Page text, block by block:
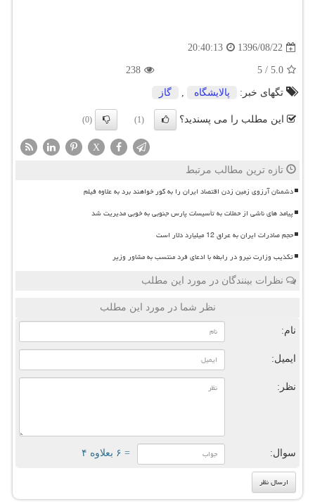
1396/08/22
20:40:13
5.0
/
5
238
تگهای خبر: پالایشگاه , گاز
این مطلب را می پسندید؟ (1)
(0)
X
تازه ترین مطالب مرتبط
دشمنان آرزوی زمین زدن اقتصاد ایران را به گور خواهند برد به علاوه فیلم
پیامد های ناشی از حملات به تأسیسات پارس جنوبی به خوبی مدیریت شد
حجم صادرات ایران به عراق 12 میلیارد دلار است
تکذیب وزارت نیرو در رابطه با ادعای فرد منتسب به مشاور وزیر
نظرات بینندگان در مورد این مطلب
نظر شما در مورد این مطلب
نام:
ایمیل:
نظر:
سوال: = ۶ بعلاوه ۴